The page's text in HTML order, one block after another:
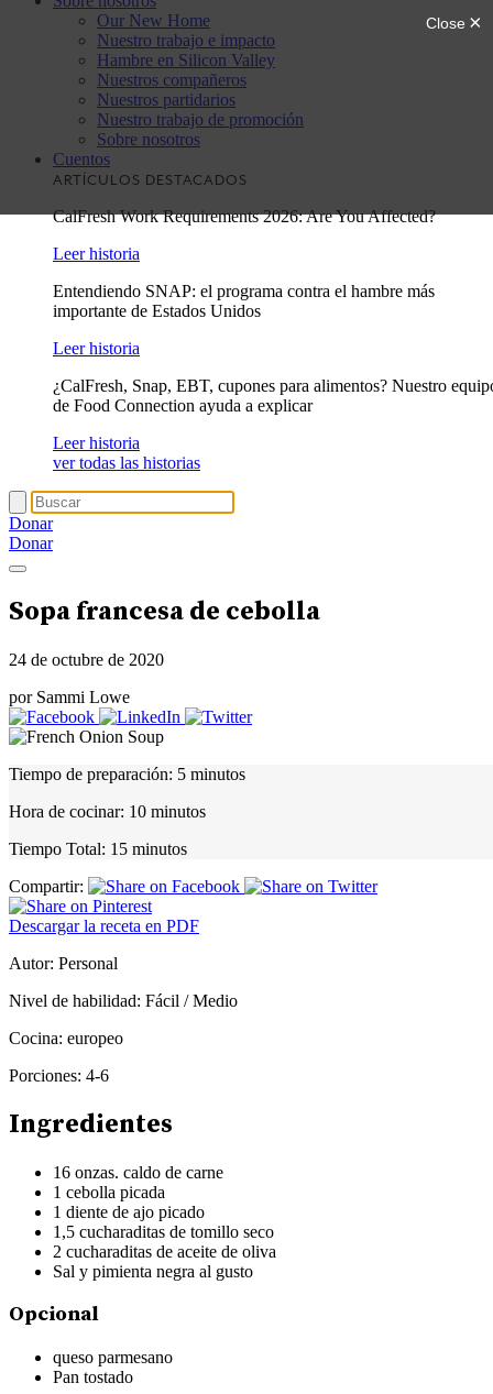
Our New Home
Nuestro trabajo e impacto
Hambre en Silicon Valley
Nuestros compañeros
Nuestros partidarios
Nuestro trabajo de promoción
Sobre nosotros
Cuentos
ARTÍCULOS DESTACADOS
CalFresh Work Requirements 2026: Are You Affected?
Leer historia
Entendiendo SNAP: el programa contra el hambre más
importante de Estados Unidos
Leer historia
¿CalFresh, Snap, EBT, cupones para alimentos? Nuestro
de Food Connection ayuda a explicar
Leer historia
ver todas las historias
Donar
Donar
Sopa francesa de cebolla
24 de octubre de 2020
por Sammi Lowe
Tiempo de preparación: 5 minutos
Hora de cocinar: 10 minutos
Tiempo Total: 15 minutos
Compartir:
Descargar la receta en PDF
Autor: Personal
Nivel de habilidad: Fácil / Medio
Cocina: europeo
Porciones: 4-6
Ingredientes
16 onzas. caldo de carne
1 cebolla picada
1 diente de ajo picado
1,5 cucharaditas de tomillo seco
2 cucharaditas de aceite de oliva
Sal y pimienta negra al gusto
Opcional
queso parmesano
Pan tostado